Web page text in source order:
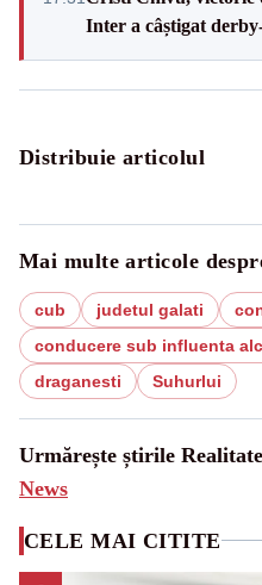
Inter a câștigat
Distribuie articolul
Mai multe articole
cub judetul galati
conducere sub influenta
draganesti
Suhurlui
Urmărește știrile
News
CELE MAI CITITE